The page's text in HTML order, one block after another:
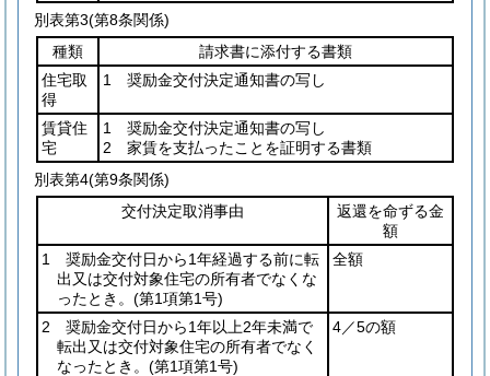
別表第3(第8条関係)
種類
請求書に添付する書類
住宅取
得
1 奨励金交付決定通知書の写し
賃貸住
宅
1 奨励金交付決定通知書の写し
2 家賃を支払ったことを証明する書類
別表第4(第9条関係)
交付決定取消事由
返還を命ずる金
額
1 奨励金交付日から1年経過する前に転
出又は交付対象住宅の所有者でなくな
ったとき。 (第1項第1号)
全額
2 奨励金交付日から1年以上2年未満で
転出又は交付対象住宅の所有者でなく
なったとき。 (第1項第1号)
4／5の額